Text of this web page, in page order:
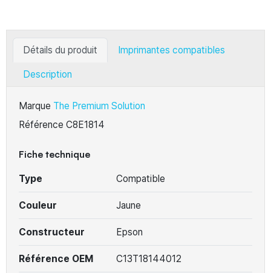
Détails du produit Imprimantes compatibles
Description
Marque The Premium Solution
Référence C8E1814
Fiche technique
Type Compatible
Couleur Jaune
Constructeur Epson
Référence OEM C13T18144012